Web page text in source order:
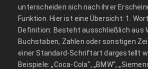
unterscheiden sich nach ihrer
Funktion. Hier ist eine Übersicht: 1.
Definition: Besteht ausschließlich aus
Buchstaben, Zahlen oder sonstigen
einer Standard-Schriftart dargestellt
Beispiele: „Coca-Cola“, „BMW“,